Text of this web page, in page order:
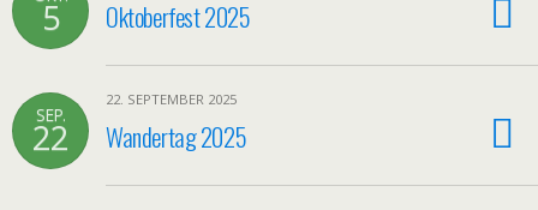
5 Oktoberfest 2025
SEP.
22
22. SEPTEMBER 2025
Wandertag 2025